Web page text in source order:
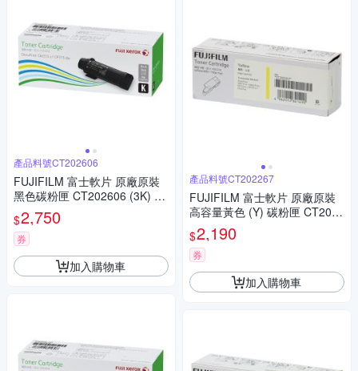
產品料號CT202606
FUJIFILM 富士軟片 原廠原裝
黑色碳粉匣 CT202606 (3K) 適
用 DP CM315, DPCM315Z, D
PCP315, DPCP315D/DP CP31
5dw/CM315z
$2,750
券
加入購物車
產品料號CT202267
FUJIFILM 富士軟片 原廠原裝
高容量黃色 (Y) 碳粉匣 CT2022
67 (1.4K) 適用 DP CM115 w,
DP CM225 fw, DP CP115
$2,190
券
加入購物車